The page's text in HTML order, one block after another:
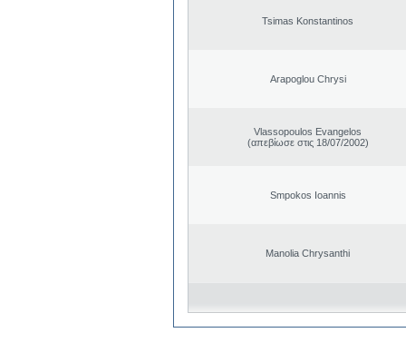
Tsimas Konstantinos
Arapoglou Chrysi
Vlassopoulos Evangelos
(απεβίωσε στις 18/07/2002)
Smpokos Ioannis
Manolia Chrysanthi